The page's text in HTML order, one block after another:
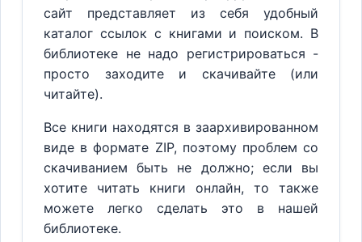
сайт представляет из себя удобный
каталог ссылок с книгами и поиском. В
библиотеке не надо регистрироваться -
просто заходите и скачивайте (или
читайте).
Все книги находятся в заархивированном
виде в формате ZIP, поэтому проблем со
скачиванием быть не должно; если вы
хотите читать книги онлайн, то также
можете легко сделать это в нашей
библиотеке.